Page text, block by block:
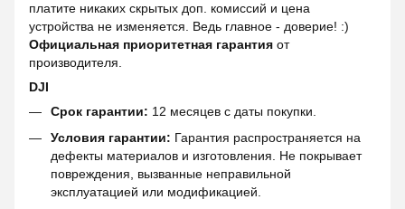
платите никаких скрытых доп. комиссий и цена
устройства не изменяется. Ведь главное - доверие! :)
Официальная приоритетная гарантия от
производителя.
DJI
Срок гарантии: 12 месяцев с даты покупки.
Условия гарантии: Гарантия распространяется на
дефекты материалов и изготовления. Не покрывает
повреждения, вызванные неправильной
эксплуатацией или модификацией.